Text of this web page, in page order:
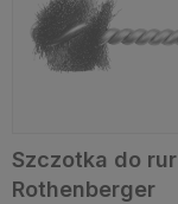
Szczotka do
Rothenberger